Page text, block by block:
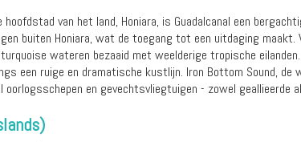
van het land, Honiara, is Guadalcanal een
buiten Honiara, wat de toegang tot een uitdaging maakt.
wateren bezaaid met weelderige tropische
een ruige en dramatische kustlijn. Iron Bottom Sound,
oorlogsschepen en gevechtsvliegtuigen - zowel geallieerde